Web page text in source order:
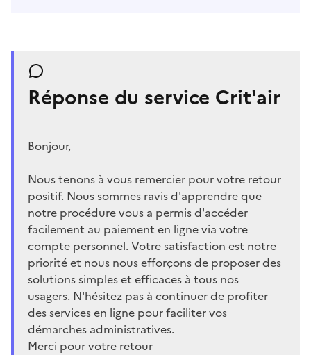
Réponse du service Crit'air
Bonjour,
Nous tenons à vous remercier pour votre retour
positif. Nous sommes ravis d'apprendre que
notre procédure vous a permis d'accéder
facilement au paiement en ligne via votre
compte personnel. Votre satisfaction est notre
priorité et nous nous efforçons de proposer des
solutions simples et efficaces à tous nos
usagers. N'hésitez pas à continuer de profiter
des services en ligne pour faciliter vos
démarches administratives.
Merci pour votre retour